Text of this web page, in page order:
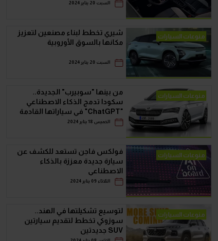
السبت 20 يناير 2024
منوعات السيارات
شيري تخطط لبناء مصنعين لتعزيز
مكانها بالسوق الأوروبية
السبت 20 يناير 2024
منوعات السيارات
من بينها "سوبيرب" الجديدة..
سكودا تدمج الذكاء الاصطناعي
"ChatGPT" في سياراتها القادمة
الخميس 18 يناير 2024
منوعات السيارات
فولكس فاجن تستعد للكشف عن
سيارة جديدة معززة بالذكاء
الاصطناعي
الثلاثاء 09 يناير 2024
منوعات السيارات
لتوسيع تشكيلتها في الهند..
سوزوكي تخطط لتقديم سيارتين
SUV جديدتين